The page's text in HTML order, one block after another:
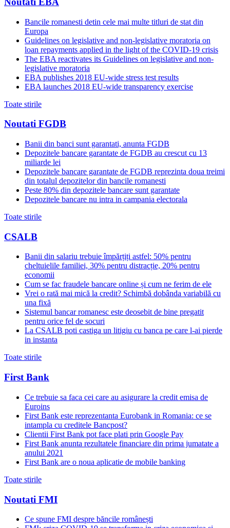
Bancile romanesti detin cele mai multe titluri de stat din
Europa
Guidelines on legislative and non-legislative moratoria on
loan repayments applied in the light of the COVID-19 crisis
The EBA reactivates its Guidelines on legislative and non-
legislative moratoria
EBA publishes 2018 EU-wide stress test results
EBA launches 2018 EU-wide transparency exercise
Toate stirile
Noutati FGDB
Banii din banci sunt garantati, anunta FGDB
Depozitele bancare garantate de FGDB au crescut cu 13
miliarde lei
Depozitele bancare garantate de FGDB reprezinta doua treimi
din totalul depozitelor din bancile romanesti
Peste 80% din depozitele bancare sunt garantate
Depozitele bancare nu intra in campania electorala
Toate stirile
CSALB
Banii din salariu trebuie împărțiți astfel: 50% pentru
cheltuielile familiei, 30% pentru distracție, 20% pentru
economii
Cum se fac fraudele bancare online și cum ne ferim de ele
Vrei o rată mai mică la credit? Schimbă dobânda variabilă cu
una fixă
Sistemul bancar romanesc este deosebit de bine pregatit
pentru orice fel de socuri
La CSALB poti castiga un litigiu cu banca pe care l-ai pierde
in instanta
Toate stirile
First Bank
Ce trebuie sa faca cei care au asigurare la credit emisa de
Euroins
First Bank este reprezentanta Eurobank in Romania: ce se
intampla cu creditele Bancpost?
Clientii First Bank pot face plati prin Google Pay
First Bank anunta rezultatele financiare din prima jumatate a
anului 2021
First Bank are o noua aplicatie de mobile banking
Toate stirile
Noutati FMI
Ce spune FMI despre băncile românești